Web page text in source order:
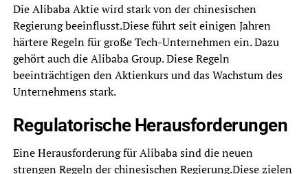
Die Alibaba Aktie wird stark von der chinesischen
Regierung beeinflusst.Diese führt seit einigen Jahren
härtere Regeln für große Tech-Unternehmen ein. Dazu
gehört auch die Alibaba Group. Diese Regeln
beeinträchtigen den Aktienkurs und das Wachstum des
Unternehmens stark.
Regulatorische Herausforderungen
Eine Herausforderung für Alibaba sind die neuen
strengen Regeln der chinesischen Regierung.Diese zielen